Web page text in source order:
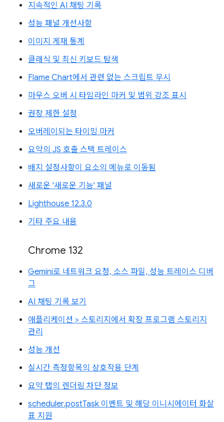
지속적인 AI 채팅 기록
성능 패널 개선사항
이미지 게재 통계
클래식 및 최신 키보드 탐색
Flame Chart에서 관련 없는 스크립트 무시
마우스 오버 시 타임라인 마커 및 범위 강조 표시
권장 제한 설정
오버레이되는 타이밍 마커
요약의 JS 호출 스택 트레이스
배지 설정사항이 요소의 메뉴로 이동됨
새로운 '새로운 기능' 패널
Lighthouse 12.3.0
기타 주요 내용
Chrome 132
Gemini로 네트워크 요청, 소스 파일, 성능 트레이스 디버
그
AI 채팅 기록 보기
애플리케이션 > 스토리지에서 확장 프로그램 스토리지
관리
성능 개선
실시간 측정항목의 상호작용 단계
요약 탭의 렌더링 차단 정보
scheduler.postTask 이벤트 및 해당 이니시에이터 화살
표 지원